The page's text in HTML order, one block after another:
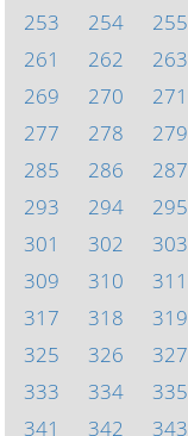
253
254 255
261
262 263
269
270 271
277
278 279
285
286 287
293
294 295
301
302 303
309
310 311
317
318 319
325
326 327
333
334 335
341
342 343